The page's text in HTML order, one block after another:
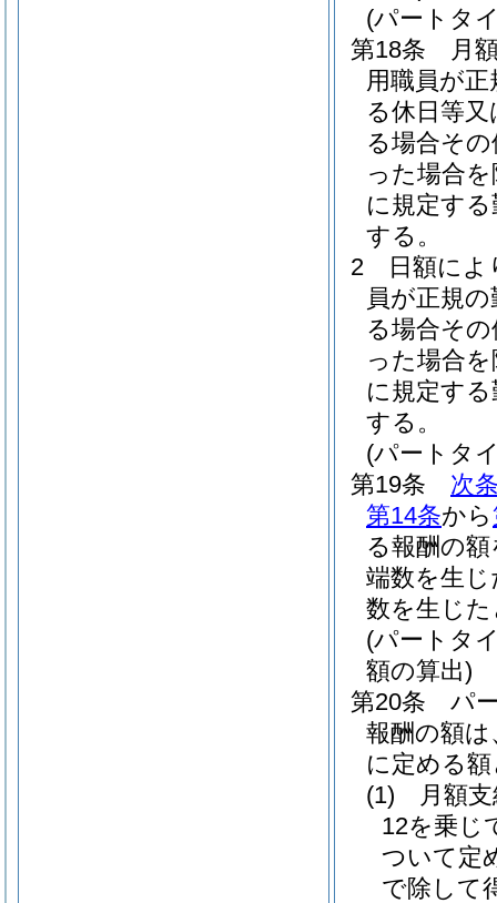
(パートタ
第18条
月
用職員が
る休日等
る場合そ
った場合
に規定す
する。
2
日額に
員が正規
る場合そ
った場合
に規定す
する。
(パートタ
第19条
次
第14条から
る報酬の
端数を生
数を生じ
(パートタ
額の算出)
第20条
パ
報酬の額は
に定める
(1)
月額
12を乗じ
ついて定
で除して